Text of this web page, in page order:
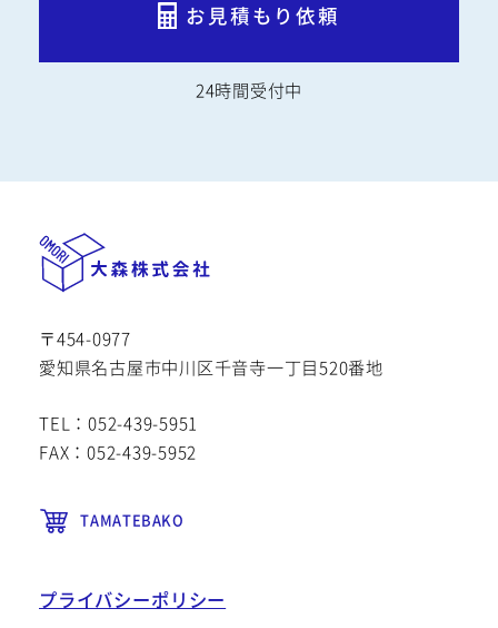
お見積もり依頼
24時間受付中
〒454-0977
愛知県名古屋市中川区千音寺一丁目520番地
TEL：052-439-5951
FAX：052-439-5952
TAMATEBAKO
プライバシーポリシー